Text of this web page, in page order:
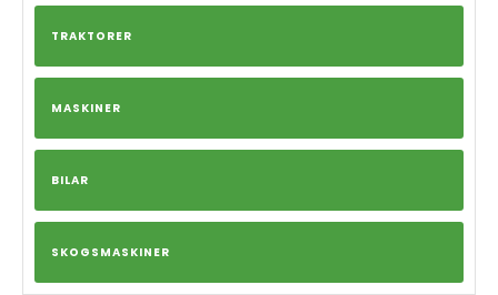
TRAKTORER
MASKINER
BILAR
SKOGSMASKINER